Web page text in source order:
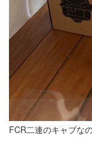
FCR二連のキャブな